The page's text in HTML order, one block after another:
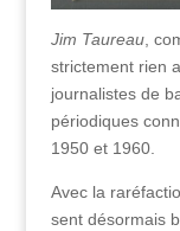
Jim Taureau,
strictement rien
journalistes de
périodiques
1950 et 1960.
Avec la
sent désormais